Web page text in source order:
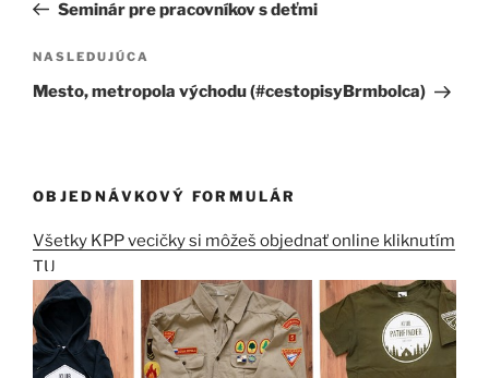
článku
Seminár pre pracovníkov s deťmi
Ďalší
článok
NASLEDUJÚCA
Mesto, metropola východu (#cestopisyBrmbolca)
OBJEDNÁVKOVÝ FORMULÁR
Všetky KPP vecičky si môžeš objednať online kliknutím
TU